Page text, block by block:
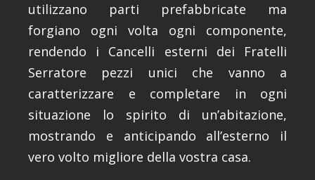
utilizzano parti prefabbricate ma
forgiano ogni volta ogni componente,
rendendo i Cancelli esterni dei Fratelli
Serratore pezzi unici che vanno a
caratterizzare e completare in ogni
situazione lo spirito di un’abitazione,
mostrando e anticipando all’esterno il
vero volto migliore della vostra casa.